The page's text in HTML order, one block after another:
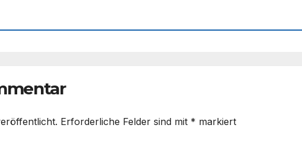
Erforderliche Felder sind mit * markiert